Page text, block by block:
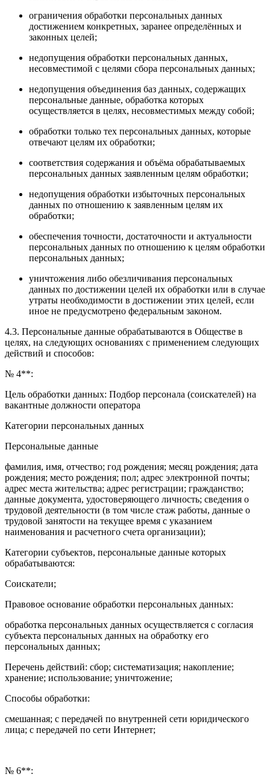
ограничения обработки персональных данных
достижением конкретных, заранее определённых и
законных целей;
недопущения обработки персональных данных,
несовместимой с целями сбора персональных данных;
недопущения объединения баз данных, содержащих
персональные данные, обработка которых
осуществляется в целях, несовместимых между собой;
обработки только тех персональных данных, которые
отвечают целям их обработки;
соответствия содержания и объёма обрабатываемых
персональных данных заявленным целям обработки;
недопущения обработки избыточных персональных
данных по отношению к заявленным целям их
обработки;
обеспечения точности, достаточности и актуальности
персональных данных по отношению к целям обработки
персональных данных;
уничтожения либо обезличивания персональных
данных по достижении целей их обработки или в случае
утраты необходимости в достижении этих целей, если
иное не предусмотрено федеральным законом.
4.3. Персональные данные обрабатываются в Обществе в
целях, на следующих основаниях с применением следующих
действий и способов:
№ 4**:
Цель обработки данных: Подбор персонала (соискателей) на
вакантные должности оператора
Категории персональных данных
Персональные данные
фамилия, имя, отчество; год рождения; месяц рождения; дата
рождения; место рождения; пол; адрес электронной почты;
адрес места жительства; адрес регистрации; гражданство;
данные документа, удостоверяющего личность; сведения о
трудовой деятельности (в том числе стаж работы, данные о
трудовой занятости на текущее время с указанием
наименования и расчетного счета организации);
Категории субъектов, персональные данные которых
обрабатываются:
Соискатели;
Правовое основание обработки персональных данных:
обработка персональных данных осуществляется с согласия
субъекта персональных данных на обработку его
персональных данных;
Перечень действий: сбор; систематизация; накопление;
хранение; использование; уничтожение;
Способы обработки:
смешанная; с передачей по внутренней сети юридического
лица; с передачей по сети Интернет;
№ 6**: